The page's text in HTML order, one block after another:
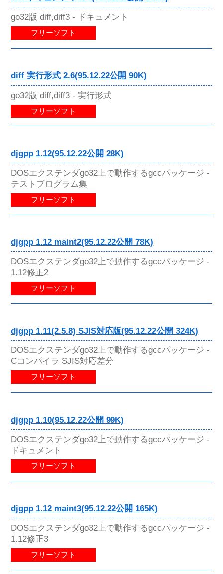
go32版 diff,diff3 - ドキュメント
フリーソフト
diff 実行形式 2.6(95.12.22公開 90K)
go32版 diff,diff3 - 実行形式
フリーソフト
djgpp 1.12(95.12.22公開 28K)
DOSエクステンダgo32上で動作するgccパッケージ -
テストプログラム集
フリーソフト
djgpp 1.12 maint2(95.12.22公開 78K)
DOSエクステンダgo32上で動作するgccパッケージ -
1.12修正2
フリーソフト
djgpp 1.11(2.5.8) SJIS対応版(95.12.22公開 324K)
DOSエクステンダgo32上で動作するgccパッケージ -
Cコンパイラ SJIS対応差分
フリーソフト
djgpp 1.10(95.12.22公開 99K)
DOSエクステンダgo32上で動作するgccパッケージ -
ドキュメント
フリーソフト
djgpp 1.12 maint3(95.12.22公開 165K)
DOSエクステンダgo32上で動作するgccパッケージ -
1.12修正3
フリーソフト